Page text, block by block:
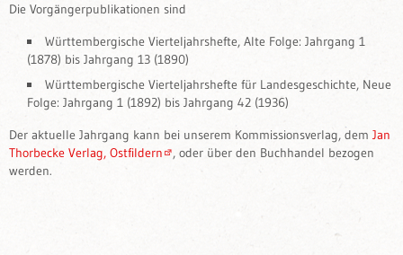
Die Vorgängerpublikationen sind
Württembergische Vierteljahrshefte, Alte Folge: Jahrgang 1
(1878) bis Jahrgang 13 (1890)
Württembergische Vierteljahrshefte für Landesgeschichte, Neue
Folge: Jahrgang 1 (1892) bis Jahrgang 42 (1936)
Der aktuelle Jahrgang kann bei unserem Kommissionsverlag, dem Jan
Thorbecke Verlag, Ostfildern
, oder über den Buchhandel bezogen
werden.